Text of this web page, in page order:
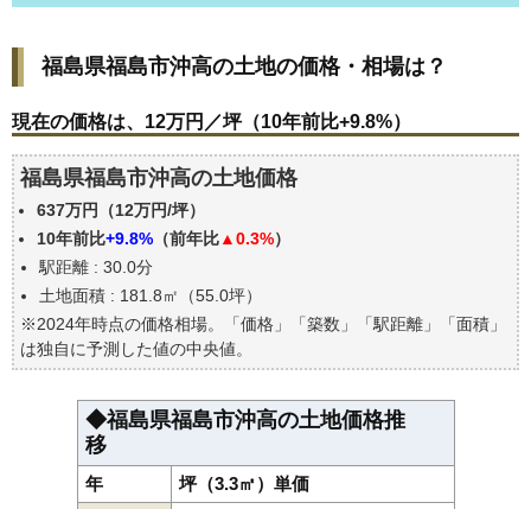
現在の価格は、12万円／坪（10年前比+9.8%）
価格を詳細に分析しよう
福島県福島市沖高の土地の過去の売買事例
公示地価はいくら
エリアの将来性を人口予想から検討しよう
自分の年収でいくらの不動産が買える？
福島県福島市沖高の土地の価格・相場は？
現在の価格は、12万円／坪（10年前比+9.8%）
福島県福島市沖高の土地価格
637万円（12万円/坪）
10年前比+9.8% （前年比▲0.3%）
駅距離 : 30.0分
土地面積 : 181.8㎡（55.0坪）
※2024年時点の価格相場。「価格」「築数」「駅距離」「面積」
は独自に予測した値の中央値。
◆福島県福島市沖高の土地価格推
移
年
坪（3.3㎡）単価